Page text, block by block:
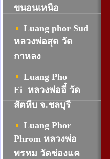
ขนอนเหนือ
Luang phor Sud
หลวงพ่อสุด วัด
กาหลง
Luang Pho
Ei หลวงพ่ออี๋ วัด
สัตหีบ จ.ชลบุรี
Luang Phor
Phrom หลวงพ่อ
พรหม วัดช่องแค